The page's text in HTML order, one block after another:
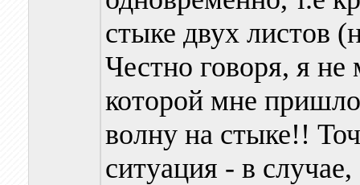
стыке двух листов
Честно говоря, я
которой мне
волну на стыке!!
ситуация - в